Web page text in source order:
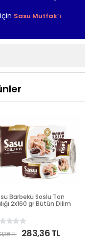
Sasu Mutfak’ı
Barbekü Soslu Ton
2x160 gr Bütün Dilim
TL 283,36 TL